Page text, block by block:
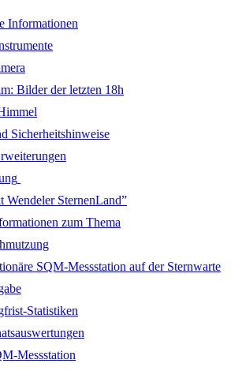
Informationen
Bilder der letzten 18h
Sicherheitshinweise
Wendeler SternenLand”
zum Thema
SQM-Messstation auf der Sternwarte
Statistiken
Messstation